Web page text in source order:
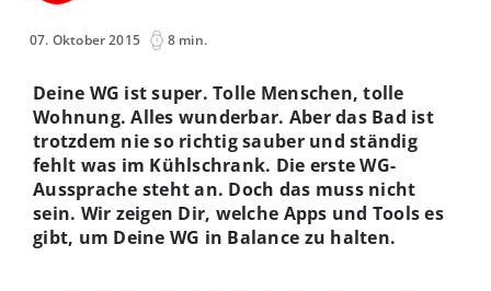
07. Oktober 2015 8 min.
Deine WG ist super. Tolle Menschen, tolle
Wohnung. Alles wunderbar. Aber das Bad ist
trotzdem nie so richtig sauber und ständig
fehlt was im Kühlschrank. Die erste WG-
Aussprache steht an. Doch das muss nicht
sein. Wir zeigen Dir, welche Apps und Tools es
gibt, um Deine WG in Balance zu halten.